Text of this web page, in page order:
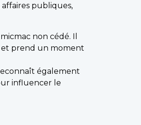
publiques,
non cédé. Il
et prend un moment
également
influencer le